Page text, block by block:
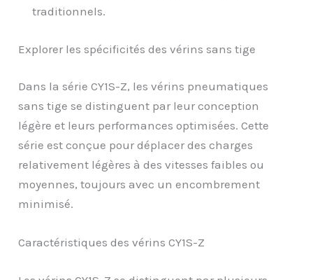
traditionnels.
Explorer les spécificités des vérins sans tige
Dans la série CY1S-Z, les vérins pneumatiques
sans tige se distinguent par leur conception
légère et leurs performances optimisées. Cette
série est conçue pour déplacer des charges
relativement légères à des vitesses faibles ou
moyennes, toujours avec un encombrement
minimisé.
Caractéristiques des vérins CY1S-Z